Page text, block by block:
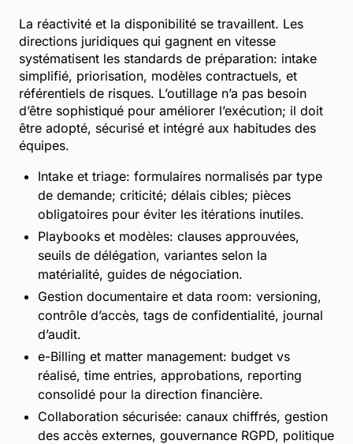
La réactivité et la disponibilité se travaillent. Les
directions juridiques qui gagnent en vitesse
systématisent les standards de préparation: intake
simplifié, priorisation, modèles contractuels, et
référentiels de risques. L’outillage n’a pas besoin
d’être sophistiqué pour améliorer l’exécution; il doit
être adopté, sécurisé et intégré aux habitudes des
équipes.
Intake et triage: formulaires normalisés par type
de demande; criticité; délais cibles; pièces
obligatoires pour éviter les itérations inutiles.
Playbooks et modèles: clauses approuvées,
seuils de délégation, variantes selon la
matérialité, guides de négociation.
Gestion documentaire et data room: versioning,
contrôle d’accès, tags de confidentialité, journal
d’audit.
e-Billing et matter management: budget vs
réalisé, time entries, approbations, reporting
consolidé pour la direction financière.
Collaboration sécurisée: canaux chiffrés, gestion
des accès externes, gouvernance RGPD, politique